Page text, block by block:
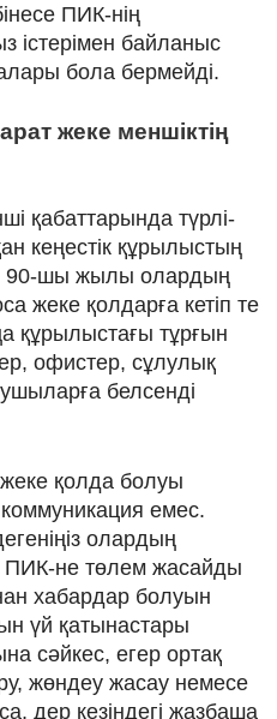
ПИК-нің
істерімен байланыс
бола бермейді.
жеке меншіктің
қабаттарында түрлі-
кеңестік құрылыстың
90-шы жылы олардың
жеке қолдарға кетіп те
құрылыстағы тұрғын
офистер, сұлулық
белсенді
қолда болуы
емес.
олардың
ПИК-не төлем жасайды
хабардар болуын
үй қатынастары
сәйкес, егер ортақ
жөндеу жасау немесе
дер кезіндегі жазбаша